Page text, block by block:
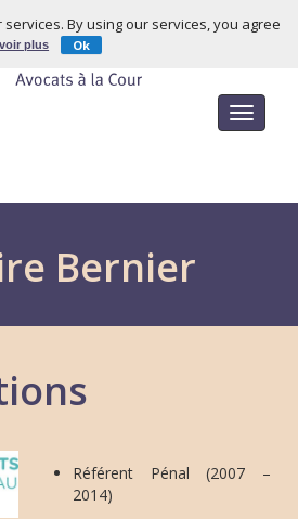
Toggle
Bernier
Référent Pénal (2007 –
2014)
By using our services, you agree
plus Ok